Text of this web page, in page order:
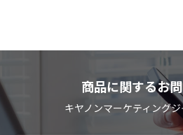
商品に関するお
キヤノンマーケティング